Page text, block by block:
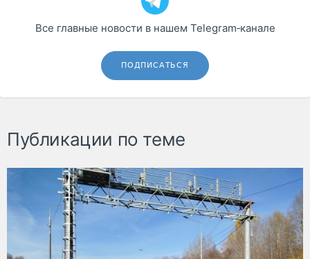
Все главные новости в нашем Telegram‑канале
ПОДПИСАТЬСЯ
Публикации по теме